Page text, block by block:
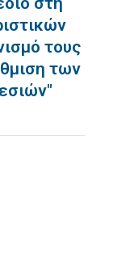
τους
των